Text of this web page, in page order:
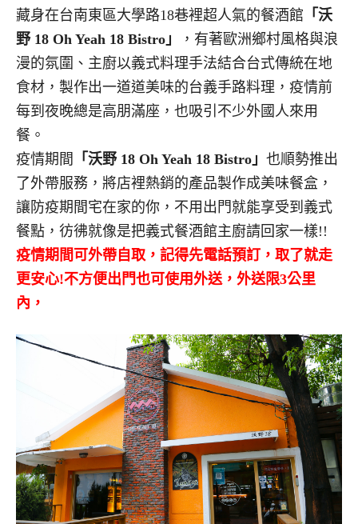
藏身在台南東區大學路18巷裡超人氣的餐酒館 「沃
野 18 Oh Yeah 18 Bistro」
，有著歐洲鄉村風格與浪
漫的氛圍、主廚以義式料理手法結合台式傳統在地
食材，製作出一道道美味的台義手路料理，疫情前
每到夜晚總是高朋滿座，也吸引不少外國人來用
餐。
疫情期間 「沃野 18 Oh Yeah 18 Bistro」 也順勢推出
了外帶服務，將店裡熱銷的產品製作成美味餐盒，
讓防疫期間宅在家的你，不用出門就能享受到義式
餐點，彷彿就像是把義式餐酒館主廚請回家一樣!!
疫情期間可外帶自取，記得先電話預訂，取了就走
更安心!不方便出門也可使用外送，外送限3公里
內，